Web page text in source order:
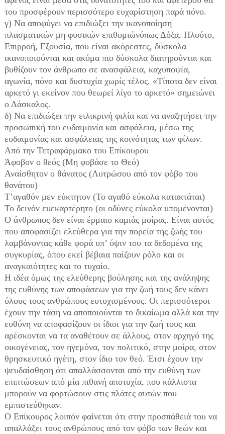
του προσφέρουν περισσότερο ευχαρίστηση παρά πόνο.
γ) Να αποφύγει να επιδιώξει την ικανοποίηση
πλασματικών μη φυσικών επιθυμιώνόπως Δόξα, Πλούτο,
Επιρροή, Εξουσία, που είναι ακόρεστες, δύσκολα
ικανοποιούνται και ακόμα πιο δύσκολα διατηρούνται και
βυθίζουν τον άνθρωπο σε ανασφάλεια, καχυποψία,
αγωνία, πόνο και δυστυχία χωρίς τέλος. «Τίποτα δεν είναι
αρκετό γι εκείνον που θεωρεί λίγο το αρκετό» σημειώνει
ο Δάσκαλος.
δ) Να επιδιώξει την ειλικρινή φιλία και να αναζητήσει την
προσωπική του ευδαιμονία και ασφάλεια, μέσω της
ευδαιμονίας και ασφάλειας της κοινότητας των φίλων.
Από την Τετραφάρμακο του Επίκουρου
Άφοβον ο θεός (Μη φοβάσε το Θεό)
Αναίσθητον ο θάνατος (Λυτρώσου από τον φόβο του
θανάτου)
Τ’αγαθόν μεν εύκτητον (Το αγαθό εύκολα κατακτάται)
Το δεινόν ευεκαρτέρητο (οι οδύνες εύκολα υπομένονται)
Ο άνθρωπος δεν είναι έρμαιο καμιάς μοίρας. Είναι αυτός
που αποφασίζει ελεύθερα για την πορεία της ζωής του
λαμβάνοντας κάθε φορά υπ’ όψιν του τα δεδομένα της
συγκυρίας, όπου εκεί βέβαια παίζουν ρόλο και οι
αναγκαιότητες και το τυχαίο.
Η ιδέα όμως της ελεύθερης βούλησης και της ανάληψης
της ευθύνης των αποφάσεων για την ζωή τους δεν κάνει
όλους τους ανθρώπους ευτυχισμένους. Οι περισσότεροι
έχουν την τάση να αποποιούνται το δικαίωμα αλλά και την
ευθύνη να αποφασίζουν οι ίδιοι για την ζωή τους και
αρέσκονται να τα αναθέτουν σε άλλους, στον αρχηγό της
οικογένειας, τον ηγεμόνα, τον πολιτικό, στην μοίρα, στον
θρησκευτικό ηγέτη, στον ίδιο τον θεό. Έτσι έχουν την
ψευδαίσθηση ότι απαλλάσσονται από την ευθύνη των
επιπτώσεων από μία πιθανή αποτυχία, που κάλλιστα
μπορούν να φορτώσουν στις πλάτες αυτών που
εμπιστεύθηκαν.
Ο Επίκουρος λοιπόν φαίνεται ότι στην προσπάθειά του να
απαλλάξει τους ανθρώπους από τον φόβο των θεών και